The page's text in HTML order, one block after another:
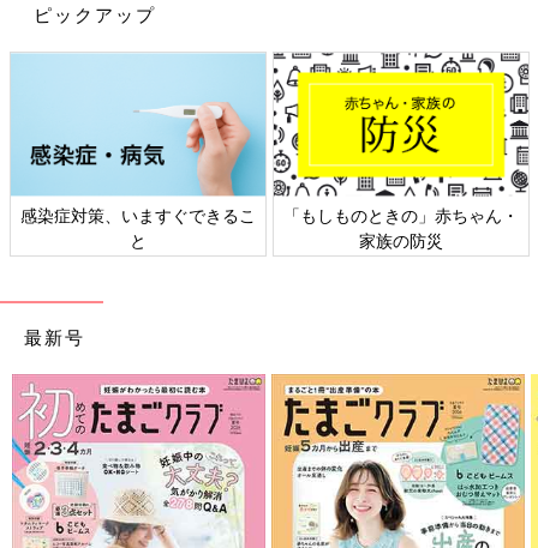
ピックアップ
感染症対策、いますぐできるこ
と
「もしものときの」赤ちゃん・
家族の防災
最新号